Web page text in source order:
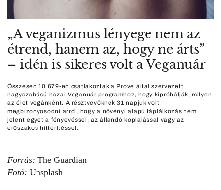
„A veganizmus lényege nem az
étrend, hanem az, hogy ne árts”
– idén is sikeres volt a Veganuár
Összesen 10 679-en csatlakoztak a Prove által szervezett,
nagyszabású hazai Veganuár programhoz, hogy kipróbálják, milyen
az élet vegánként. A résztvevőknek 31 napjuk volt
megbizonyosodni arról, hogy a növényi alapú táplálkozás nem
jelent egyet a fényevéssel, az állandó koplalással vagy az
erőszakos hittérítéssel.
Forrás: The Guardian
Fotó: Unsplash